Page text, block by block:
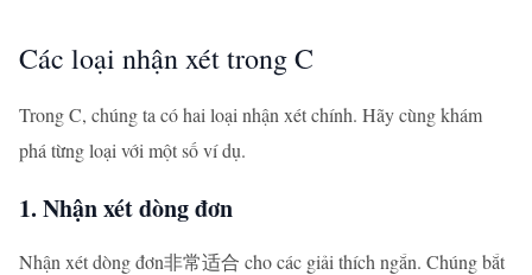
Các loại nhận xét trong C
Trong C, chúng ta có hai loại nhận xét chính. Hãy cùng khám
phá từng loại với một số ví dụ.
1. Nhận xét dòng đơn
Nhận xét dòng đơn非常适合 cho các giải thích ngắn. Chúng bắt